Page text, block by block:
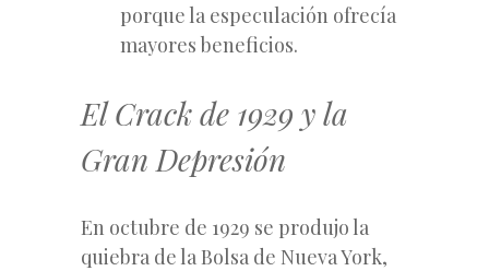
porque la especulación ofrecía
mayores beneficios.
El Crack de 1929 y la
Gran Depresión
En octubre de 1929 se produjo la
quiebra de la Bolsa de Nueva York,